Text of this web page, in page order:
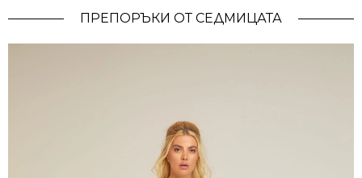
ПРЕПОРЪКИ ОТ СЕДМИЦАТА